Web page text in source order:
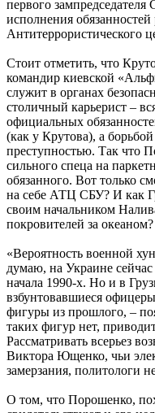
первого зампредседателя
исполнения обязанностей
Антитеррористического
Стоит отметить, что
командир киевской
служит в органах
столичный карьерист –
официальных
(как у Крутова), а
преступностью. Так что
сильного спеца на
обязанного. Вот только
на себе АТЦ СБУ? И как
своим начальником
покровителей за океаном?
«Вероятность военной
думаю, на Украине сейчас
начала 1990-х. Но и в
взбунтовавшиеся
фигуры из прошлого, –
таких фигур нет,
Рассматривать всерьез
Виктора Ющенко, чьи
замерзания, политологи
О том, что Порошенко,